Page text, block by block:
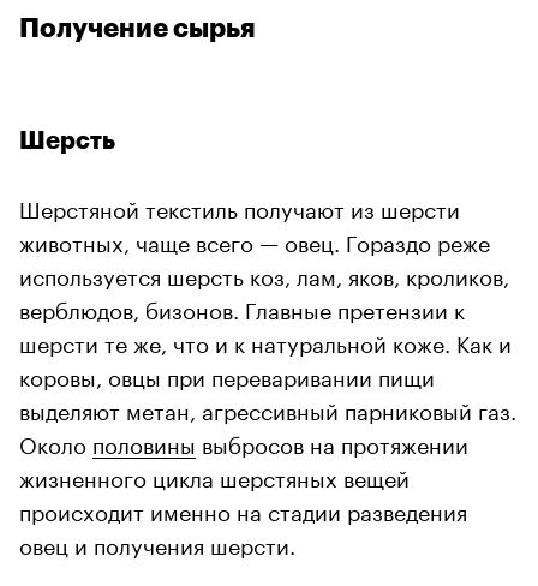
Получение сырья
Шерсть
Шерстяной текстиль получают из шерсти
животных, чаще всего — овец. Гораздо реже
используется шерсть коз, лам, яков, кроликов,
верблюдов, бизонов. Главные претензии к
шерсти те же, что и к натуральной коже. Как и
коровы, овцы при переваривании пищи
выделяют метан, агрессивный парниковый газ.
Около половины выбросов на протяжении
жизненного цикла шерстяных вещей
происходит именно на стадии разведения
овец и получения шерсти.